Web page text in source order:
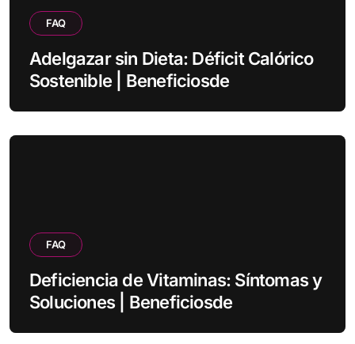
FAQ
Adelgazar sin Dieta: Déficit Calórico
Sostenible | Beneficiosde
FAQ
Deficiencia de Vitaminas: Síntomas y
Soluciones | Beneficiosde